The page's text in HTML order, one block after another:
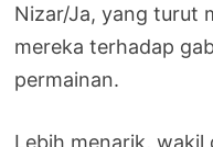
Nizar/Ja, yang turut
mereka terhadap
permainan.
Lebih menarik, wakil